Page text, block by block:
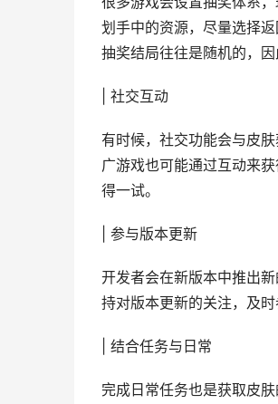
划手中的资源，尽量选择
抽奖结局往往是随机的，因
| 社交互动
有时候，社交功能会与皮
广游戏也可能通过互动来
得一试。
| 参与版本更新
开发者会在新版本中推出
持对版本更新的关注，及
| 结合任务与日常
完成日常任务也是获取皮